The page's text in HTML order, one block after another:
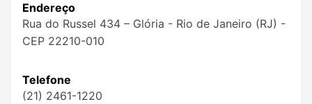
Endereço
Rua do Russel 434 – Glória - Rio de Janeiro (RJ) -
CEP 22210-010
Telefone
(21) 2461-1220